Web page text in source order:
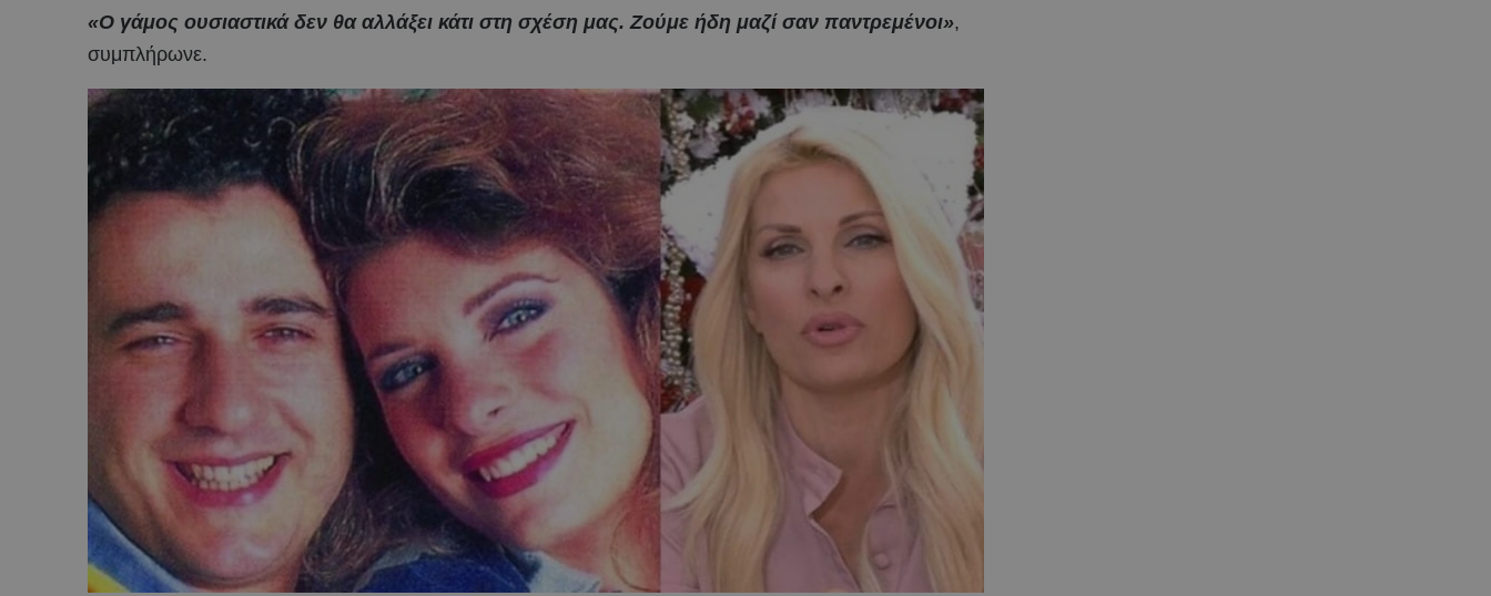
«Ο γάμος ουσιαστικά δεν θα αλλάξει κάτι στη σχέση μας. Ζούμε ήδη μαζί σαν παντρεμένοι»,
συμπλήρωνε.